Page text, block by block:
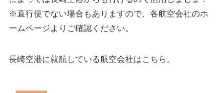
※直行便でない場合もありますので、各航空会社のホ
ームページよりご確認ください。
長崎空港に就航している航空会社はこちら。